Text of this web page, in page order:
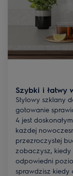
Szybki i łatwy
Stylowy szklany
gotowanie
4 jest
każdej
przezroczystej
zobaczysz, kiedy
odpowiedni
sprawdzisz kiedy